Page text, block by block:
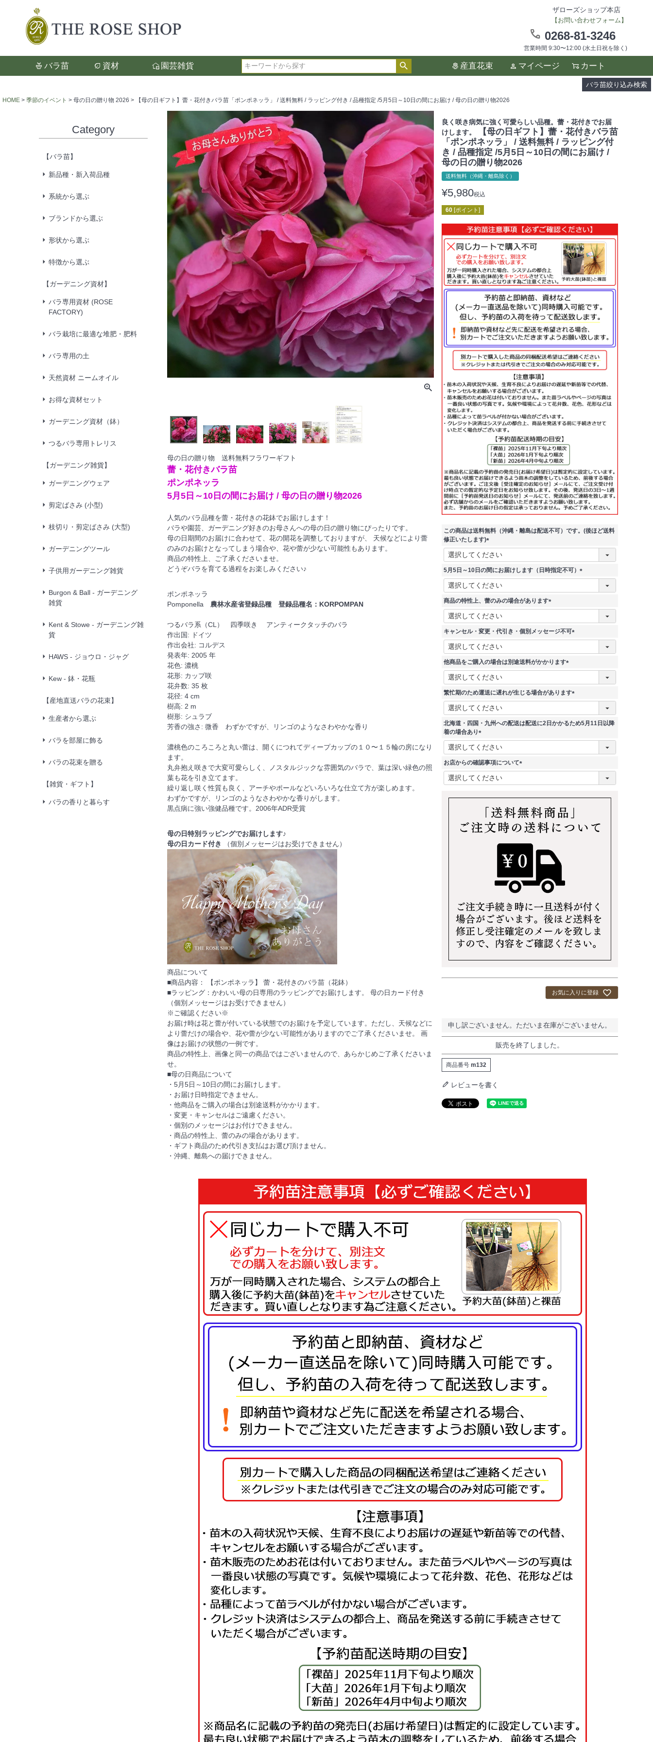
ザローズショップ本店
【お問い合わせフォーム】
0268-81-3246
営業時間 9:30〜12:00 (水土日祝を除く)
バラ苗 資材 園芸雑貨
検索 産直花束 マイページ カート
バラ苗絞り込み検索
検索
選択した項目全てに該当する品種のみ検索結果に表示されます。
タイプ、カラー、ブランドなどは1つずつ選択してください。
HOME 季節のイベント 母の日の贈り物 2026 【母の日ギフト】蕾・花付きバラ苗「ポンポネッラ」 / 送料無料 / ラッピング付き / 品種指定 /5月5日～10日の間にお届け / 母の日の贈り物2026
Category
【バラ苗】
新品種・新入荷品種
系統から選ぶ
ブランドから選ぶ
形状から選ぶ
特徴から選ぶ
【ガーデニング資材】
バラ専用資材 (ROSE
FACTORY)
バラ栽培に最適な堆肥・肥料
バラ専用の土
天然資材 ニームオイル
お得な資材セット
ガーデニング資材（鉢）
つるバラ専用トレリス
【ガーデニング雑貨】
ガーデニングウェア
剪定ばさみ (小型)
枝切り・剪定ばさみ (大型)
ガーデニングツール
子供用ガーデニング雑貨
Burgon & Ball - ガーデニング
雑貨
Kent & Stowe - ガーデニング雑
貨
HAWS - ジョウロ・ジャグ
Kew - 鉢・花瓶
【産地直送バラの花束】
生産者から選ぶ
バラを部屋に飾る
バラの花束を贈る
【雑貨・ギフト】
バラの香りと暮らす
母の日の贈り物 送料無料フラワーギフト
蕾・花付きバラ苗
ポンポネッラ
5月5日～10日の間にお届け / 母の日の贈り物2026
人気のバラ品種を蕾・花付きの花鉢でお届けします！
バラや園芸、ガーデニング好きのお母さんへの母の日の贈り物にぴったりです。
母の日期間のお届けに合わせて、花の開花を調整しておりますが、 天候などにより蕾
のみのお届けとなってしまう場合や、花や蕾が少ない可能性もあります。
商品の特性上、ご了承くださいませ。
どうぞバラを育てる過程をお楽しみください♪
ポンポネッラ
Pomponella 農林水産省登録品種 登録品種名：KORPOMPAN
つるバラ系（CL） 四季咲き アンティークタッチのバラ
作出国: ドイツ
作出会社: コルデス
発表年: 2005 年
花色: 濃桃
花形: カップ咲
花弁数: 35 枚
花径: 4 cm
樹高: 2 m
樹形: シュラブ
芳香の強さ: 微香 わずかですが、リンゴのようなさわやかな香り
濃桃色のころころと丸い蕾は、開くにつれてディープカップの１０〜１５輪の房になり
ます。
丸弁抱え咲きで大変可愛らしく、ノスタルジックな雰囲気のバラで、葉は深い緑色の照
葉も花を引き立てます。
繰り返し咲く性質も良く、アーチやポールなどいろいろな仕立て方が楽しめます。
わずかですが、リンゴのようなさわやかな香りがします。
黒点病に強い強健品種です。2006年ADR受賞
母の日特別ラッピングでお届けします♪
母の日カード付き
（個別メッセージはお受けできません）
商品について
■商品内容： 【ポンポネッラ】 蕾・花付きのバラ苗（花鉢）
■ラッピング：かわいい母の日専用のラッピングでお届けします。 母の日カード付き
（個別メッセージはお受けできません）
※ご確認ください※
お届け時は花と蕾が付いている状態でのお届けを予定しています。ただし、天候などに
より蕾だけの場合や、花や蕾が少ない可能性がありますのでご了承くださいませ。 画
像はお届けの状態の一例です。
商品の特性上、画像と同一の商品ではございませんので、あらかじめご了承くださいま
せ。
■母の日商品について
・5月5日～10日の間にお届けします。
・お届け日時指定できません。
・他商品をご購入の場合は別途送料がかかります。
・変更・キャンセルはご遠慮ください。
・個別のメッセージはお付けできません。
・商品の特性上、蕾のみの場合があります。
・ギフト商品のため代引き支払はお選び頂けません。
・沖縄、離島への届けできません。
良く咲き病気に強く可愛らしい品種。蕾・花付きでお届
けします。
【母の日ギフト】蕾・花付きバラ苗
「ポンポネッラ」 / 送料無料 / ラッピング付
き / 品種指定 /5月5日～10日の間にお届け /
母の日の贈り物2026
送料無料（沖縄・離島除く）
¥5,980税込
60 [ポイント]
この商品は送料無料（沖縄・離島は配送不可）です。(後ほど送料
修正いたします)
(
必
須
5月5日～10日の間にお届けします（日時指定不可）
(
商品の特性上、蕾のみの場合があります
(
須
キャンセル・変更・代引き・個別メッセージ不可
(
他商品をご購入の場合は別途送料がかかります
(
須
繁忙期のため運送に遅れが生じる場合があります
(
須
北海道・四国・九州への配送は配送に2日かかるため5月11日以降
着の場合あり
(
必
須
お店からの確認事項について
(
)
お気に入りに登録
申し訳ございません。ただいま在庫がございません。
販売を終了しました。
商品番号 m132
レビューを書く